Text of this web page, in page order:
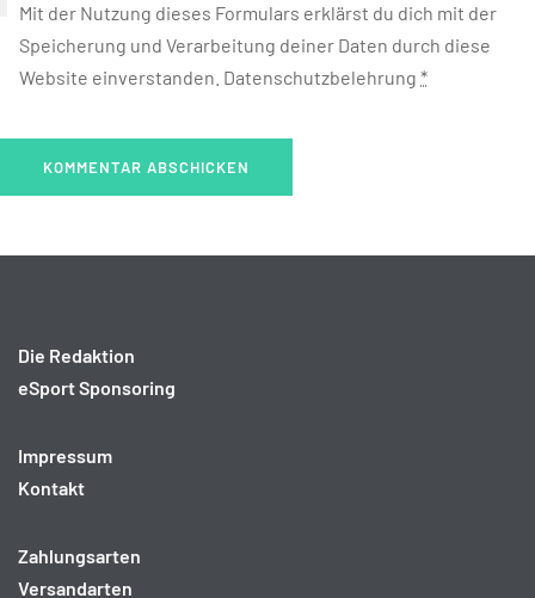
Mit der Nutzung dieses Formulars erklärst du dich mit der
Speicherung und Verarbeitung deiner Daten durch diese
Website einverstanden. Datenschutzbelehrung *
Die Redaktion
eSport Sponsoring
Impressum
Kontakt
Zahlungsarten
Versandarten